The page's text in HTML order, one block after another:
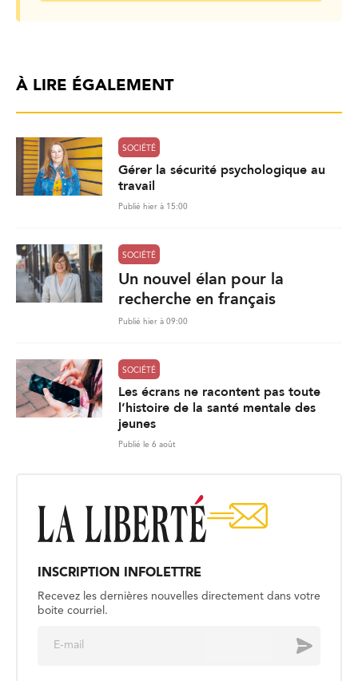
À LIRE ÉGALEMENT
SOCIÉTÉ
Gérer la sécurité psychologique au
travail
Publié hier à 15:00
SOCIÉTÉ
Un nouvel élan pour la
recherche en français
Publié hier à 09:00
SOCIÉTÉ
Les écrans ne racontent pas toute
l’histoire de la santé mentale des
jeunes
Publié le 6 août
INSCRIPTION INFOLETTRE
Recevez les dernières nouvelles directement dans votre
boite courriel.
Envoyer